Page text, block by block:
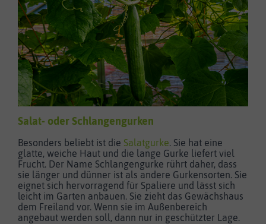
Salat- oder Schlangengurken
Besonders beliebt ist die Salatgurke. Sie hat eine
glatte, weiche Haut und die lange Gurke liefert viel
Frucht. Der Name Schlangengurke rührt daher, dass
sie länger und dünner ist als andere Gurkensorten. Sie
eignet sich hervorragend für Spaliere und lässt sich
leicht im Garten anbauen. Sie zieht das Gewächshaus
dem Freiland vor. Wenn sie im Außenbereich
angebaut werden soll, dann nur in geschützter Lage.